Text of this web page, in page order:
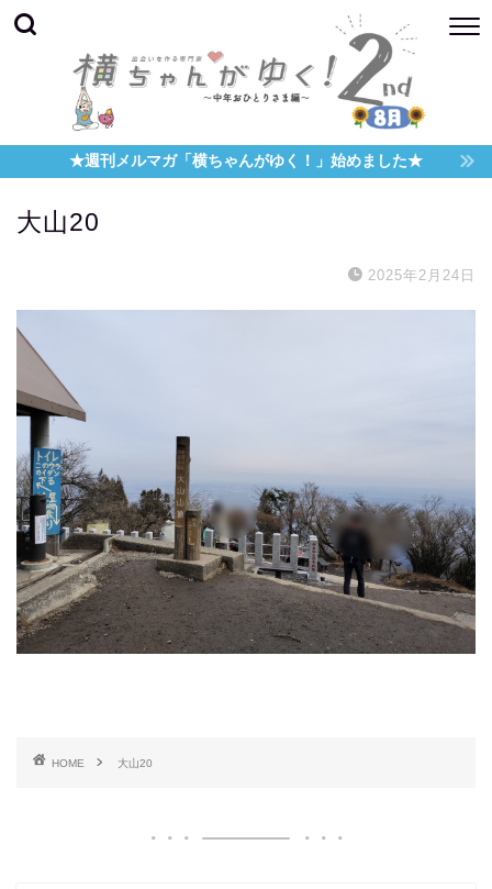
★週刊メルマガ「横ちゃんがゆく！」始めました★
大山20
2025年2月24日
HOME 大山20